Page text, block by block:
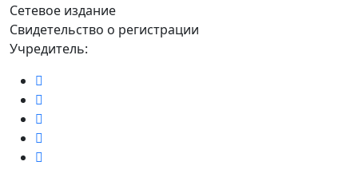
Сетевое издание
Свидетельство о регистрации
Учредитель: